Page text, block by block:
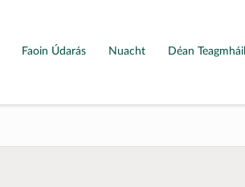
Faoin Údarás Nuacht Déan